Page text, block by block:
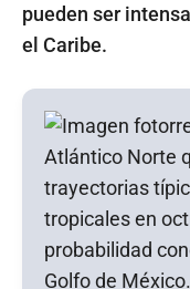
pueden ser
el Caribe.